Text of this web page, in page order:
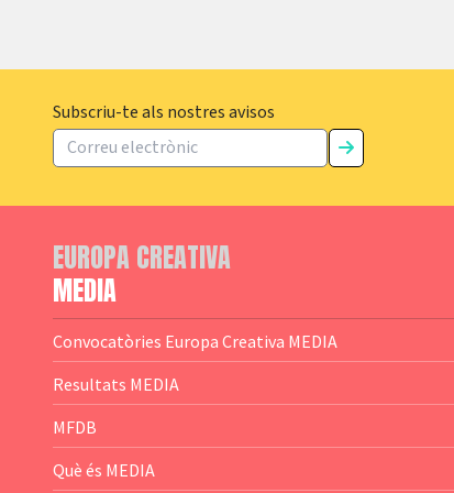
Subscriu-te als nostres avisos
EUROPA CREATIVA
MEDIA
Convocatòries Europa Creativa MEDIA
— Content Cluster
— Business Cluster
— Audience Cluster
Resultats MEDIA
MFDB
Què és MEDIA